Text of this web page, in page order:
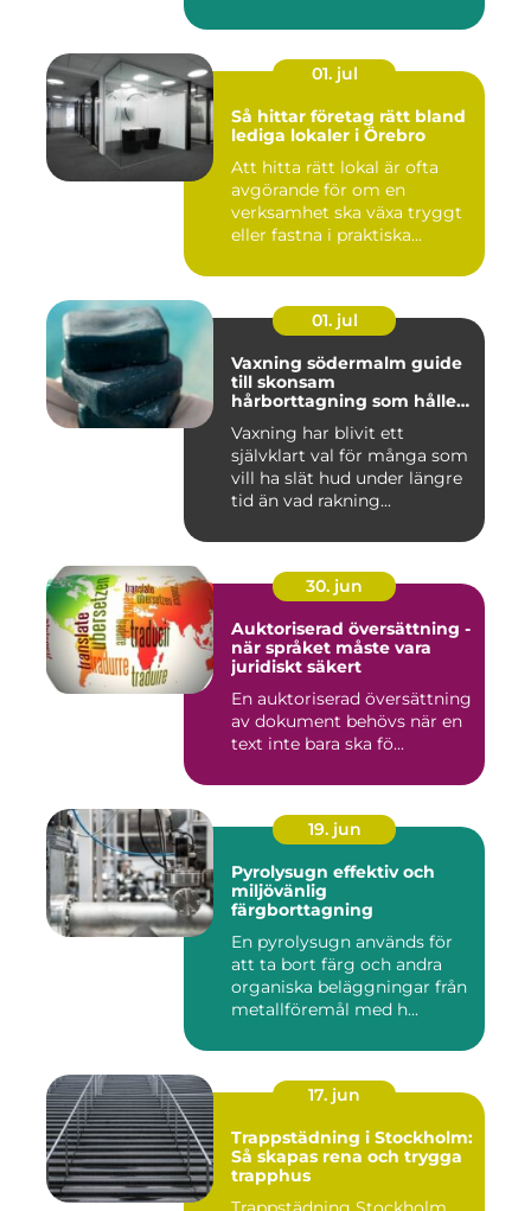
01. jul
Så hittar företag rätt bland
lediga lokaler i Örebro
Att hitta rätt lokal är ofta
avgörande för om en
verksamhet ska växa tryggt
eller fastna i praktiska...
01. jul
Vaxning södermalm guide
till skonsam
hårborttagning som håller
Vaxning har blivit ett
självklart val för många som
vill ha slät hud under längre
tid än vad rakning...
30. jun
Auktoriserad översättning -
när språket måste vara
juridiskt säkert
En auktoriserad översättning
av dokument behövs när en
text inte bara ska fö...
19. jun
Pyrolysugn effektiv och
miljövänlig
färgborttagning
En pyrolysugn används för
att ta bort färg och andra
organiska beläggningar från
metallföremål med h...
17. jun
Trappstädning i Stockholm:
Så skapas rena och trygga
trapphus